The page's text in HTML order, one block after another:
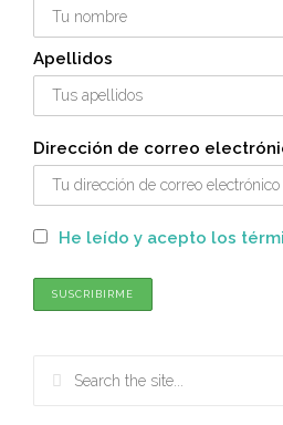
Apellidos
Dirección de correo
He leído y acepto los